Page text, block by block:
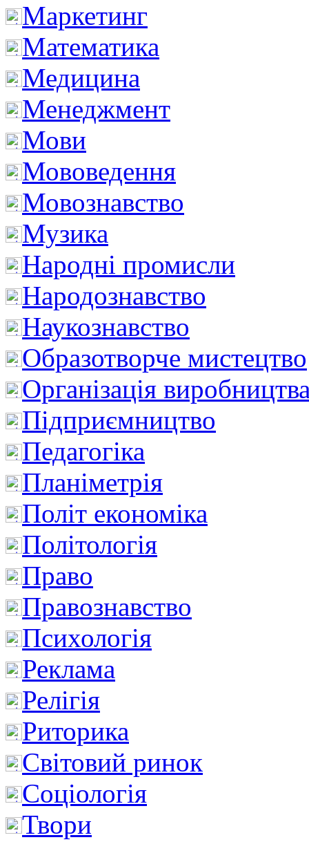
Маркетинг
Математика
Медицина
Менеджмент
Мови
Мововедення
Мовознавство
Музика
Народні промисли
Народознавство
Наукознавство
Образотворче мистецтво
Організація
Підприємництво
Педагогіка
Планіметрія
Політ економіка
Політологія
Право
Правознавство
Психологія
Реклама
Релігія
Риторика
Світовий ринок
Соціологія
Твори